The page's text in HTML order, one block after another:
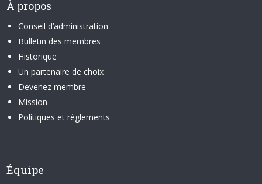
À propos
Conseil d’administration
Bulletin des membres
Historique
Un partenaire de choix
Devenez membre
Mission
Politiques et règlements
Équipe